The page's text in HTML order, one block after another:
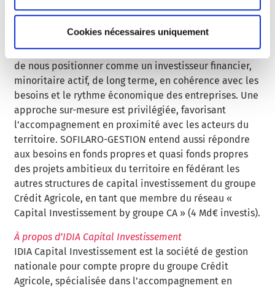
Cookies nécessaires uniquement
transition énergétique, SOFILARO DETTE PRIVEE en
amorçage et accélération.
Les capitaux investis, sur fonds propres, permettent
de nous positionner comme un investisseur financier,
minoritaire actif, de long terme, en cohérence avec les
besoins et le rythme économique des entreprises. Une
approche sur-mesure est privilégiée, favorisant
l’accompagnement en proximité avec les acteurs du
territoire. SOFILARO-GESTION entend aussi répondre
aux besoins en fonds propres et quasi fonds propres
des projets ambitieux du territoire en fédérant les
autres structures de capital investissement du groupe
Crédit Agricole, en tant que membre du réseau «
Capital Investissement by groupe CA » (4 Md€ investis).
À propos d’IDIA Capital Investissement
IDIA Capital Investissement est la société de gestion
nationale pour compte propre du groupe Crédit
Agricole, spécialisée dans l’accompagnement en